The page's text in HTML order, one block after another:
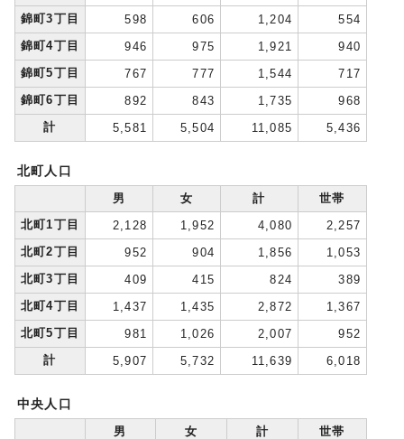
錦町3丁目
598 606 1,204
554
錦町4丁目
946 975 1,921
940
錦町5丁目
767 777 1,544
717
錦町6丁目
892 843 1,735
968
計
5,581 5,504 11,085 5,436
北町人口
男 女 計
世帯
北町1丁目
2,128 1,952 4,080
2,257
北町2丁目
952 904 1,856
1,053
北町3丁目
409 415 824
389
北町4丁目
1,437 1,435 2,872
1,367
北町5丁目
981 1,026 2,007
952
計
5,907 5,732 11,639 6,018
中央人口
男 女 計
世帯